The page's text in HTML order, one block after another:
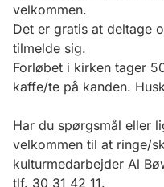
velkommen.
Det er gratis at deltage
tilmelde sig.
Forløbet i kirken tager
kaffe/te på kanden.
Har du spørgsmål eller
velkommen til at ringe/
kulturmedarbejder Al
tlf. 30 31 42 11.